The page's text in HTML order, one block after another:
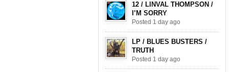
12 / LINVAL THOMPSON /
I’M SORRY
Posted 1 day ago
LP / BLUES BUSTERS /
TRUTH
Posted 1 day ago